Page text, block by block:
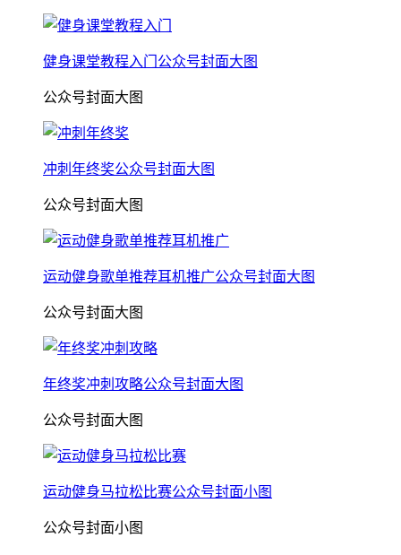
健身课堂教程入门公众号封面大图
公众号封面大图
冲刺年终奖公众号封面大图
公众号封面大图
运动健身歌单推荐耳机推广公众号封面大图
公众号封面大图
年终奖冲刺攻略公众号封面大图
公众号封面大图
运动健身马拉松比赛公众号封面小图
公众号封面小图